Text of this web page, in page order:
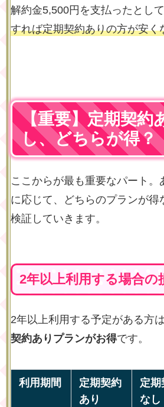
解約金5,500円を支払ったとして
すれば定期契約ありの方が安く
【重要】定期契約
し、どちらが得？
ここからが最も重要なパート。
に応じて、どちらのプランが得
検証していきます。
2年以上利用する場合の
2年以上利用する予定がある方は
契約ありプランがお得です。
利用期間
定期契約
あり
定期
なし